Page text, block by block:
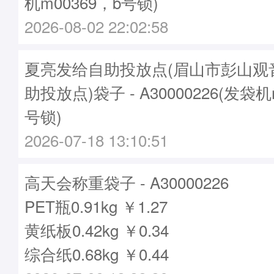
2026-08-02 22:02:58
夏亮发给自助投放点(眉山市彭山
助投放点)袋子 - A30000226(发袋
号锁)
2026-07-18 13:10:51
高天会称重袋子 - A30000226
PET瓶0.91kg ￥1.27
黄纸板0.42kg ￥0.34
综合纸0.68kg ￥0.44